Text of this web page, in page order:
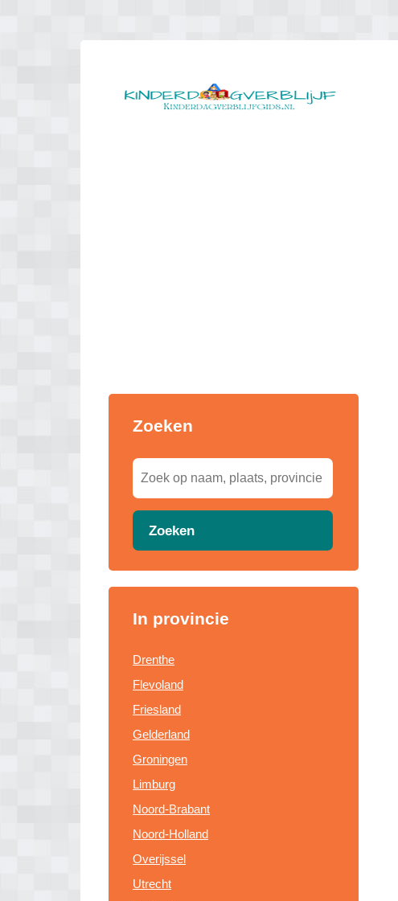
Zoeken
Zoeken
In provincie
Drenthe
Flevoland
Friesland
Gelderland
Groningen
Limburg
Noord-Brabant
Noord-Holland
Overijssel
Utrecht